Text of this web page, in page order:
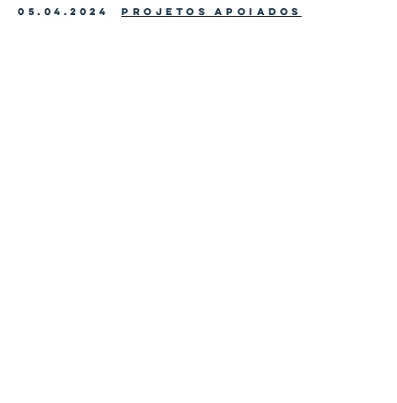
05.04.2024 PROJETOS APOIADOS